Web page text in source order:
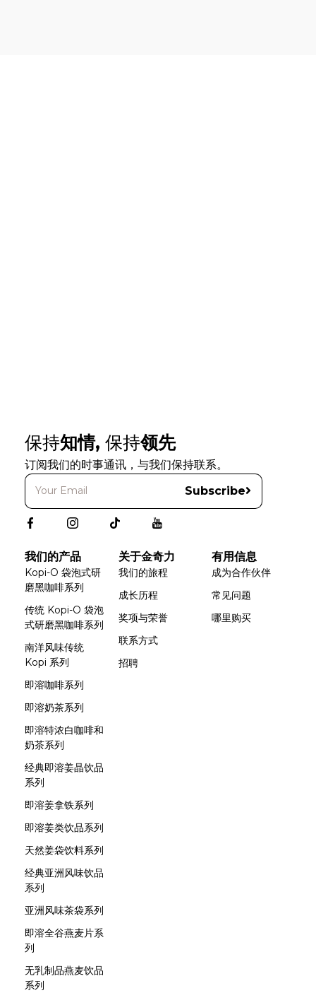
保持知情, 保持领先
订阅我们的时事通讯，与我们保持联系。
Subscribe
我们的产品
Kopi-O 袋泡式研
磨黑咖啡系列
传统 Kopi-O 袋泡
式研磨黑咖啡系列
南洋风味传统
Kopi 系列
即溶咖啡系列
即溶奶茶系列
即溶特浓白咖啡和
奶茶系列
经典即溶姜晶饮品
系列
即溶姜拿铁系列
即溶姜类饮品系列
天然姜袋饮料系列
经典亚洲风味饮品
系列
亚洲风味茶袋系列
即溶全谷燕麦片系
列
无乳制品燕麦饮品
系列
关于金奇力
我们的旅程
成长历程
奖项与荣誉
联系方式
招聘
有用信息
成为合作伙伴
常见问题
哪里购买